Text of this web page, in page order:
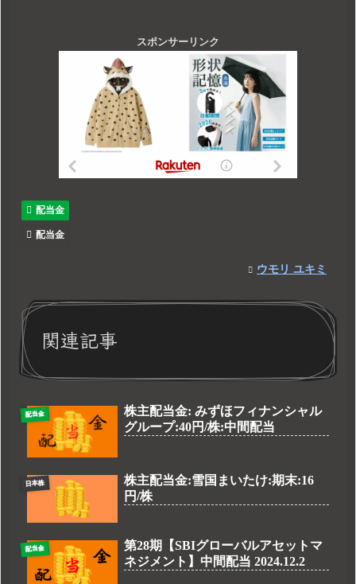
スポンサーリンク
配当金
配当金
ウモリ ユキミ
関連記事
配当金
株主配当金: みずほフィナンシャル
グループ:40円/株:中間配当
日本株
株主配当金:雪国まいたけ:期末:16
円/株
配当金
第28期【SBIグローバルアセットマ
ネジメント】中間配当 2024.12.2